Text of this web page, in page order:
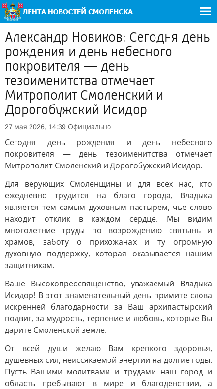
Александр Новиков: Сегодня день
рождения и день небесного
покровителя — день
тезоименитства отмечает
Митрополит Смоленский и
Дорогобужский Исидор
27 мая 2026, 14:39 Официально
Сегодня день рождения и день небесного
покровителя — день тезоименитства отмечает
Митрополит Смоленский и Дорогобужский Исидор.
Для верующих Смоленщины и для всех нас, кто
ежедневно трудится на благо города, Владыка
является тем самым духовным пастырем, чье слово
находит отклик в каждом сердце. Мы видим
многолетние труды по возрождению святынь и
храмов, заботу о прихожанах и ту огромную
духовную поддержку, которая оказывается нашим
защитникам.
Ваше Высокопреосвященство, уважаемый Владыка
Исидор! В этот знаменательный день примите слова
искренней благодарности за Ваш архипастырский
подвиг, за мудрость, терпение и любовь, которые Вы
дарите Смоленской земле.
От всей души желаю Вам крепкого здоровья,
душевных сил, неиссякаемой энергии на долгие годы.
Пусть Вашими молитвами и трудами наш город и
область пребывают в мире и благоденствии, а